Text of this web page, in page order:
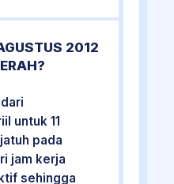
2012
untuk 11
pada
jam kerja
sehingga